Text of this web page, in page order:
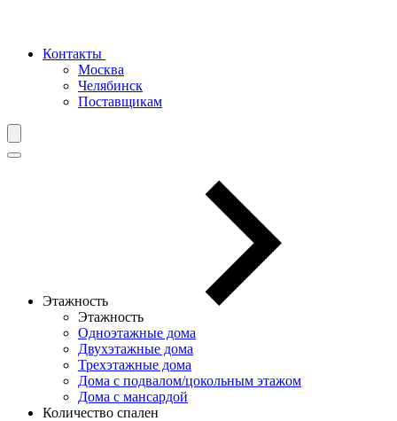
Контакты
Москва
Челябинск
Поставщикам
Этажность
Этажность
Одноэтажные дома
Двухэтажные дома
Трехэтажные дома
Дома с подвалом/цокольным этажом
Дома с мансардой
Количество спален